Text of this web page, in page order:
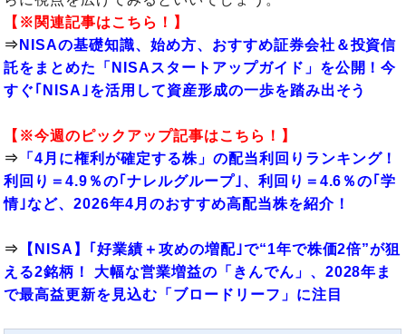
【※関連記事はこちら！】
⇒ NISAの基礎知識、始め方、おすすめ証券会社＆投資信
託をまとめた「NISAスタートアップガイド」を公開！今
すぐ｢NISA｣を活用して資産形成の一歩を踏み出そう
【※今週のピックアップ記事はこちら！】
⇒ 「4月に権利が確定する株」の配当利回りランキング！
利回り＝4.9％の｢ナレルグループ｣、利回り＝4.6％の｢学
情｣など、2026年4月のおすすめ高配当株を紹介！
⇒ 【NISA】｢好業績＋攻めの増配｣で“1年で株価2倍”が狙
える2銘柄！ 大幅な営業増益の「きんでん」、2028年ま
で最高益更新を見込む「ブロードリーフ」に注目